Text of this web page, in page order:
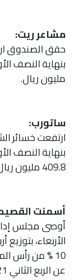
مشاعر ريت:
مليون ريال.
ساتورب:
409.8 مليون ريال( – 19 %).
أسمنت
أوصى مجلس
الأربعاء،
عن الربع الثاني 2021.